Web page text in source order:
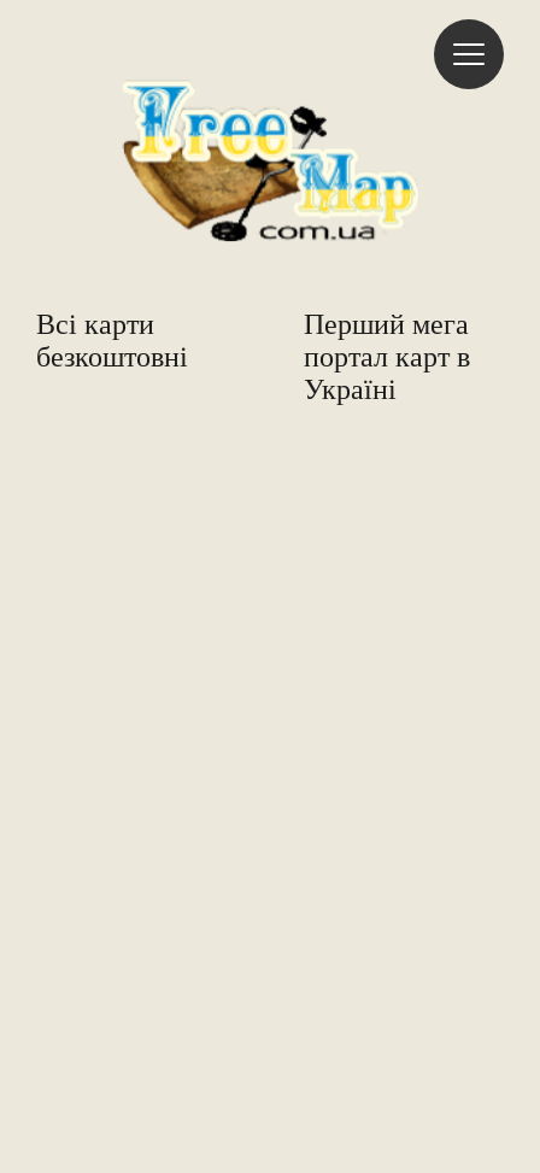
Всі карти
безкоштовні
Freemap
Перший мега
портал карт в
Україні